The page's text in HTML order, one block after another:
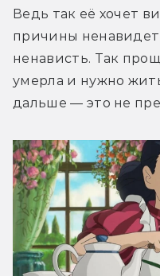
Ведь так её хочет
причины
ненависть. Так
умерла и нужно
дальше — это не